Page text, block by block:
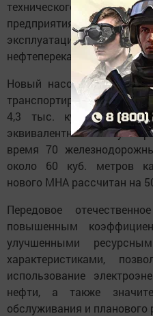
технического
предприятия.
эксплуатационной
нефтеперекачивающей
Новый насос обеспечит
транспортировки по МН с
4,3 тыс. куб. метров в
эквивалентно объему
время 70
около 60 куб. метров
нового МНА рассчитан на
Передовое
повышенным
улучшенными
характеристиками,
использование
нефти, а также
обслуживания и планового